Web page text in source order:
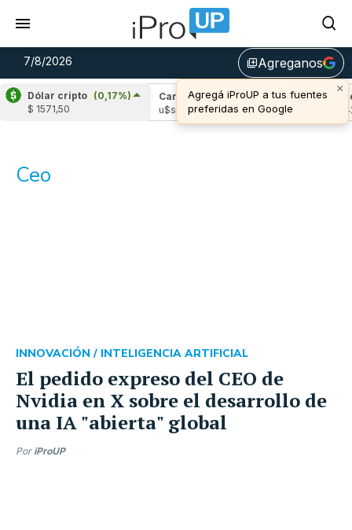
7/8/2026 library_addAgreganos
×
Agregá iProUP a tus fuentes
preferidas en Google
Dólar cripto (0,17%)
$ 1571,50
(-2,00%)
1,03
Cardano (6,49%)
u$s 0,20
Ceo
El pedido expreso del CEO de
Nvidia en X sobre el desarrollo de
una IA "abierta" global
INNOVACIÓN / INTELIGENCIA ARTIFICIAL
Por iProUP